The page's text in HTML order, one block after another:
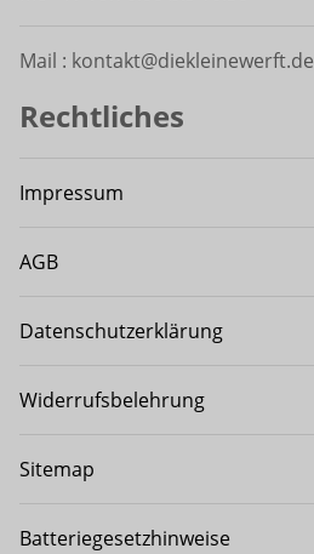
Mail : kontakt@diekleinewerft.de
Rechtliches
Impressum
AGB
Datenschutzerklärung
Widerrufsbelehrung
Sitemap
Batteriegesetzhinweise